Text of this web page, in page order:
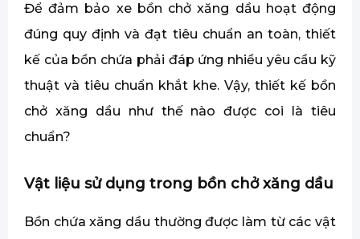
Để đảm bảo xe bồn chở xăng dầu hoạt động
đúng quy định và đạt tiêu chuẩn an toàn, thiết
kế của bồn chứa phải đáp ứng nhiều yêu cầu kỹ
thuật và tiêu chuẩn khắt khe. Vậy, thiết kế bồn
chở xăng dầu như thế nào được coi là tiêu
chuẩn?
Vật liệu sử dụng trong bồn chở xăng dầu
Bồn chứa xăng dầu thường được làm từ các vật